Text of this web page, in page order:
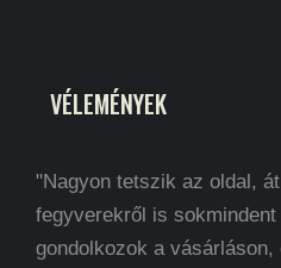
VÉLEMÉNYEK
"Nagyon tetszik az oldal,
fegyverekről is
gondolkozok a